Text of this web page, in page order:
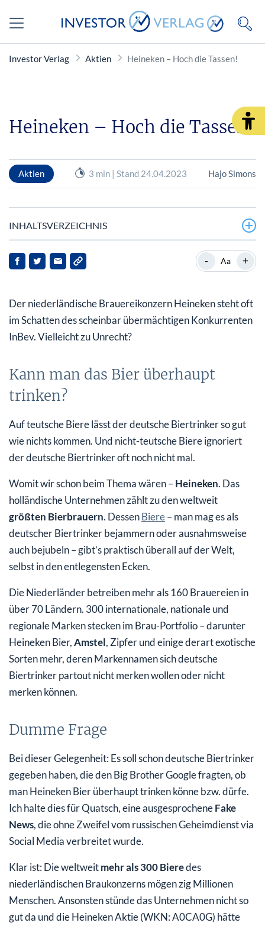
Investor Verlag Aktien Heineken – Hoch die Tassen!
Heineken – Hoch die Tassen!
Aktien 3 min | Stand 24.04.2023 Hajo Simons
INHALTSVERZEICHNIS
Kann man das Bier überhaupt trinken?
Umsatzerlöse in Q1 deutlich gestiegen
Ist die Heineken Aktie ein Kauf?
- Aa +
Der niederländische Brauereikonzern Heineken steht oft
im Schatten des scheinbar übermächtigen Konkurrenten
InBev. Vielleicht zu Unrecht?
Kann man das Bier überhaupt
trinken?
Auf teutsche Biere lässt der deutsche Biertrinker so gut
wie nichts kommen. Und nicht-teutsche Biere ignoriert
der deutsche Biertrinker oft noch nicht mal.
Womit wir schon beim Thema wären –Heineken. Das
holländische Unternehmen zählt zu den weltweit
größten Bierbrauern. DessenBiere– man mag es als
deutscher Biertrinker bejammern oder ausnahmsweise
auch bejubeln – gibt’s praktisch überall auf der Welt,
selbst in den entlegensten Ecken.
Die Niederländer betreiben mehr als 160 Brauereien in
über 70 Ländern. 300 internationale, nationale und
regionale Marken stecken im Brau-Portfolio – darunter
Heineken Bier,Amstel, Zipfer und einige derart exotische
Sorten mehr, deren Markennamen sich deutsche
Biertrinker partout nicht merken wollen oder nicht
merken können.
Dumme Frage
Bei dieser Gelegenheit: Es soll schon deutsche Biertrinker
gegeben haben, die den Big Brother Google fragten, ob
man Heineken Bier überhaupt trinken könne bzw. dürfe.
Ich halte dies für Quatsch, eine ausgesprocheneFake
News, die ohne Zweifel vom russischen Geheimdienst via
Social Media verbreitet wurde.
Klar ist: Die weltweitmehr als 300 Bieredes
niederländischen Braukonzerns mögen zig Millionen
Menschen. Ansonsten stünde das Unternehmen nicht so
gut da und die Heineken Aktie (WKN: A0CA0G) hätte